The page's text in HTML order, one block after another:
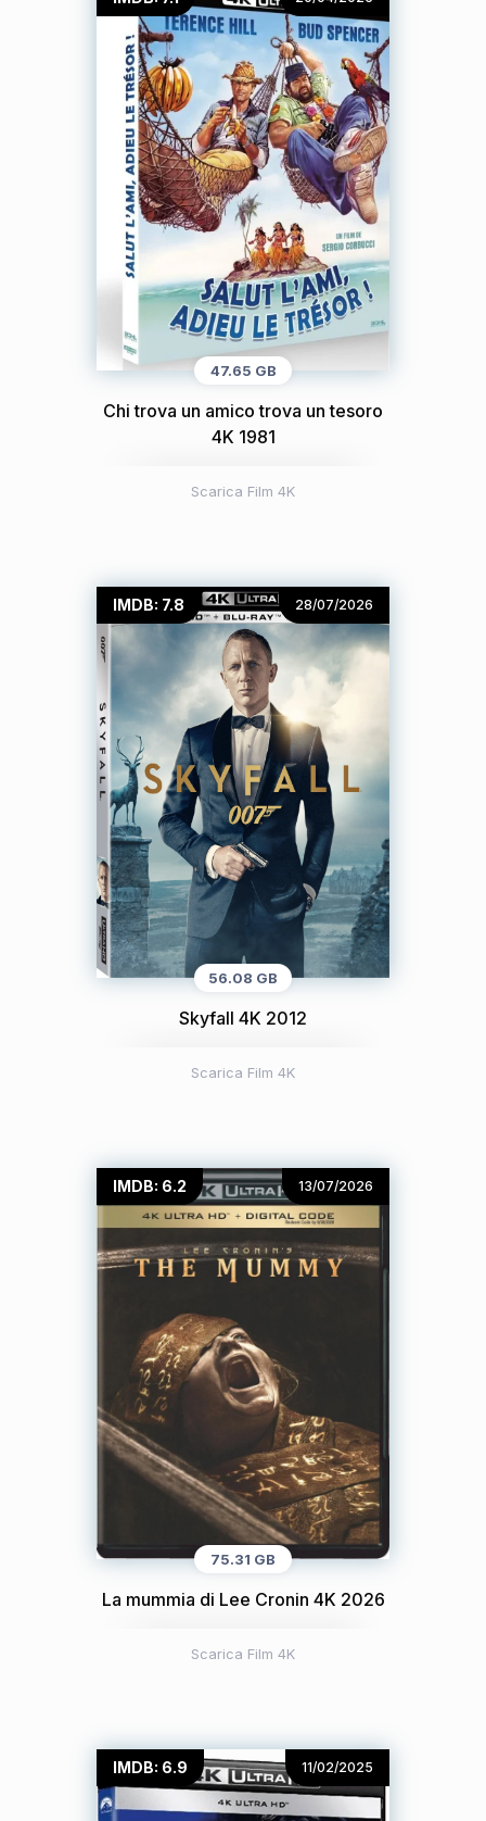
47.65 GB
Chi trova un amico trova un tesoro
4K 1981
Scarica Film 4K
IMDB: 7.8 28/07/2026
56.08 GB
Skyfall 4K 2012
Scarica Film 4K
IMDB: 6.2 13/07/2026
75.31 GB
La mummia di Lee Cronin 4K 2026
Scarica Film 4K
IMDB: 6.9 11/02/2025